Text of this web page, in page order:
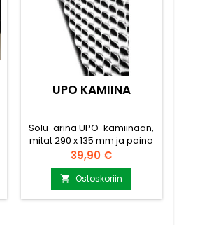
UPO KAMIINA
Solu-arina UPO-kamiinaan,
mitat 290 x 135 mm ja paino
2 kg. Tämä arina on
valmistettu
korkealaatuisesta
tulenkestävästä teräksestä
ja se on suunniteltu
Hinta
39,90 €
 Ostoskoriin